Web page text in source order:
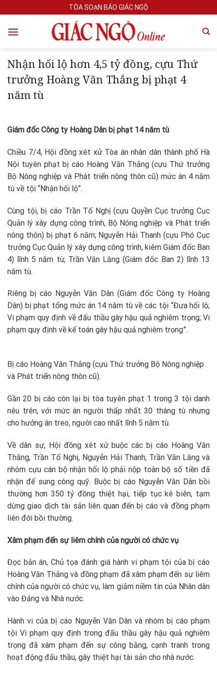
to
content
TÒA SOẠN BÁO GIÁC NGỘ
Nhận hối lộ hơn 4,5 tỷ đồng, cựu Thứ
trưởng Hoàng Văn Thắng bị phạt 4
năm tù
Giám đốc Công ty Hoàng Dân bị phạt 14 năm tù
Chiều 7/4, Hội đồng xét xử Tòa án nhân dân thành phố Hà
Nội tuyên phạt bị cáo Hoàng Văn Thắng (cựu Thứ trưởng
Bộ Nông nghiệp và Phát triển nông thôn cũ) mức án 4 năm
tù về tội “Nhận hối lộ”.
Cùng tội, bị cáo Trần Tố Nghị (cựu Quyền Cục trưởng Cục
Quản lý xây dựng công trình, Bộ Nông nghiệp và Phát triển
nông thôn) bị phạt 6 năm; Nguyễn Hải Thanh (cựu Phó Cục
trưởng Cục Quản lý xây dựng công trình, kiêm Giám đốc Ban
4) lĩnh 5 năm tù; Trần Văn Lăng (Giám đốc Ban 2) lĩnh 13
năm tù.
Riêng bị cáo Nguyễn Văn Dân (Giám đốc Công ty Hoàng
Dân) bị phạt tổng mức án 14 năm tù về các tội “Đưa hối lộ;
Vi phạm quy định về đấu thầu gây hậu quả nghiêm trọng; Vi
phạm quy định về kế toán gây hậu quả nghiêm trọng”.
Bị cáo Hoàng Văn Thắng (cựu Thứ trưởng Bộ Nông nghiệp
và Phát triển nông thôn cũ).
Gần 20 bị cáo còn lại bị tòa tuyên phạt 1 trong 3 tội danh
nêu trên, với mức án người thấp nhất 30 tháng tù nhưng
cho hưởng án treo, người cao nhất lĩnh 5 năm tù.
Về dân sự, Hội đồng xét xử buộc các bị cáo Hoàng Văn
Thắng, Trần Tố Nghị, Nguyễn Hải Thanh, Trần Văn Lăng và
nhóm cựu cán bộ nhận hối lộ phải nộp toàn bộ số tiền đã
nhận để sung công quỹ. Buộc bị cáo Nguyễn Văn Dân bồi
thường hơn 350 tỷ đồng thiệt hại, tiếp tục kê biên, tạm
dừng giao dịch tài sản liên quan đến bị cáo và đồng phạm
liên đới bồi thường.
Xâm phạm đến sự liêm chính của người có chức vụ
Đọc bản án, Chủ tọa đánh giá hành vi phạm tội của bị cáo
Hoàng Văn Thắng và đồng phạm đã xâm phạm đến sự liêm
chính của người có chức vụ, làm giảm niềm tin của Nhân dân
vào Đảng và Nhà nước.
Hành vi của bị cáo Nguyễn Văn Dân và nhóm bị cáo phạm
tội Vi phạm quy định trong đấu thầu gây hậu quả nghiêm
trọng đã xâm phạm đến sự công bằng, cạnh tranh trong
hoạt động đấu thầu, gây thiệt hại tài sản cho nhà nước.